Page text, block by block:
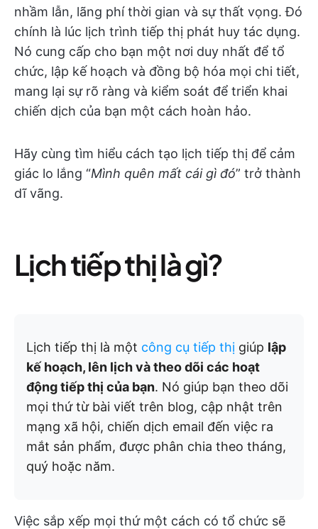
nhầm lẫn, lãng phí thời gian và sự thất vọng. Đó
chính là lúc lịch trình tiếp thị phát huy tác dụng.
Nó cung cấp cho bạn một nơi duy nhất để tổ
chức, lập kế hoạch và đồng bộ hóa mọi chi tiết,
mang lại sự rõ ràng và kiểm soát để triển khai
chiến dịch của bạn một cách hoàn hảo.
Hãy cùng tìm hiểu cách tạo lịch tiếp thị để cảm
giác lo lắng “Mình quên mất cái gì đó” trở thành
dĩ vãng.
Lịch tiếp thị là gì?
Lịch tiếp thị là một công cụ tiếp thị giúp lập
kế hoạch, lên lịch và theo dõi các hoạt
động tiếp thị của bạn. Nó giúp bạn theo dõi
mọi thứ từ bài viết trên blog, cập nhật trên
mạng xã hội, chiến dịch email đến việc ra
mắt sản phẩm, được phân chia theo tháng,
quý hoặc năm.
Việc sắp xếp mọi thứ một cách có tổ chức sẽ